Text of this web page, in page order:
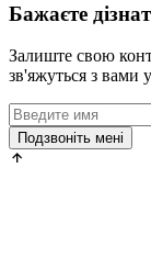
Бажаєте
Залиште свою
зв'яжуться з вами
Подзвоніть мені